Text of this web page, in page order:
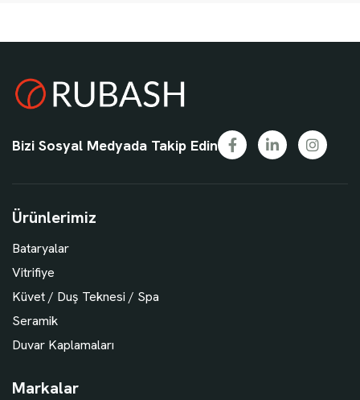
Bizi Sosyal Medyada Takip Edin
Ürünlerimiz
Bataryalar
Vitrifiye
Küvet / Duş Teknesi / Spa
Seramik
Duvar Kaplamaları
Markalar